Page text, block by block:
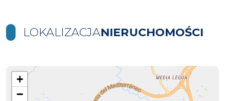
LOKALIZACJANIERUCHOMOŚCI
+
−